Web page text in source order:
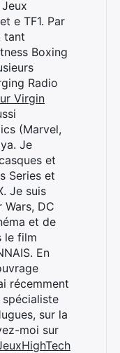
e TF1. Par
tant
Boxing
Radio
Virgin
(Marvel,
Je
et
Series et
Je suis
DC
et de
le film
En
récemment
sur la
moi sur